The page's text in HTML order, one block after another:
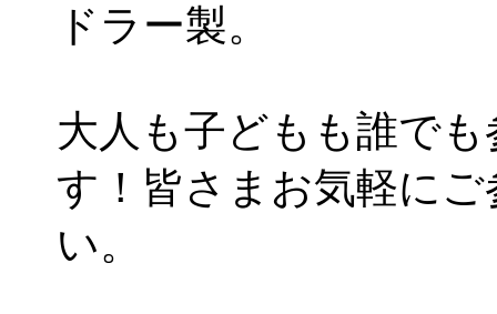
ドラー製。
大人も子どもも誰で
す！皆さまお気軽に
い。